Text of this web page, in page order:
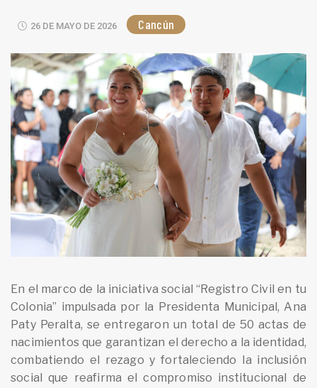
26 DE MAYO DE 2026 Cancún
En el marco de la iniciativa social “Registro Civil en tu
Colonia” impulsada por la Presidenta Municipal, Ana
Paty Peralta, se entregaron un total de 50 actas de
nacimientos que garantizan el derecho a la identidad,
combatiendo el rezago y fortaleciendo la inclusión
social que reafirma el compromiso institucional de